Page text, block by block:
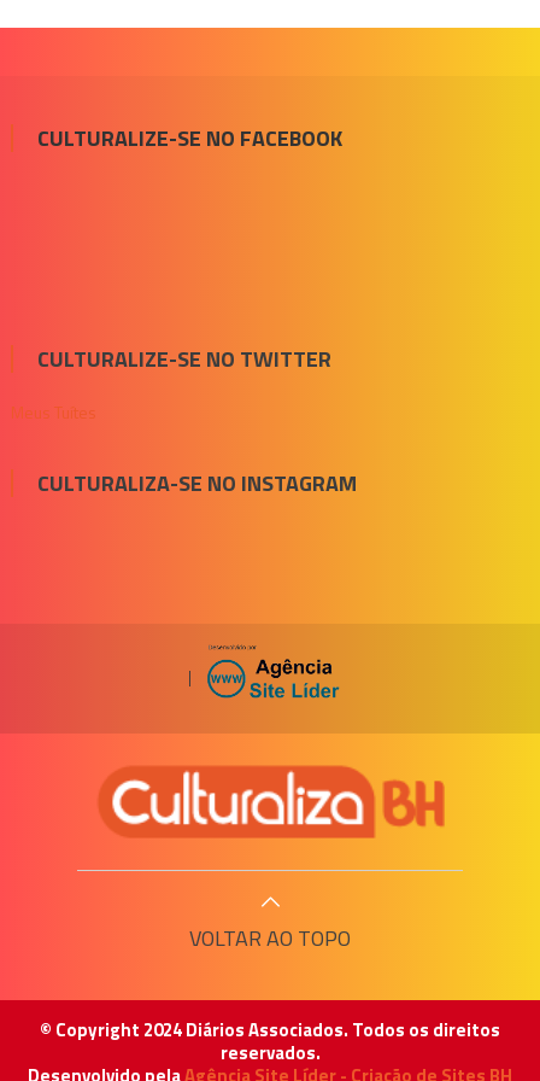
CULTURALIZE-SE NO FACEBOOK
CULTURALIZE-SE NO TWITTER
Meus Tuítes
CULTURALIZA-SE NO INSTAGRAM
|
VOLTAR AO TOPO
© Copyright 2024 Diários Associados. Todos os direitos
reservados.